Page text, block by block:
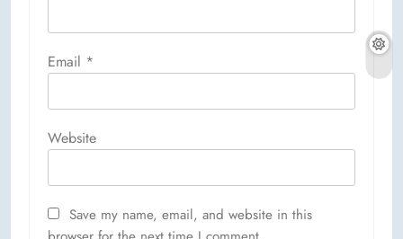
Email *
Website
Save my name, email, and website in this